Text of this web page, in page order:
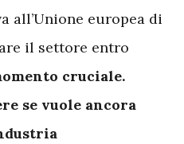
all’Unione europea di
il settore entro
cruciale.
se vuole ancora